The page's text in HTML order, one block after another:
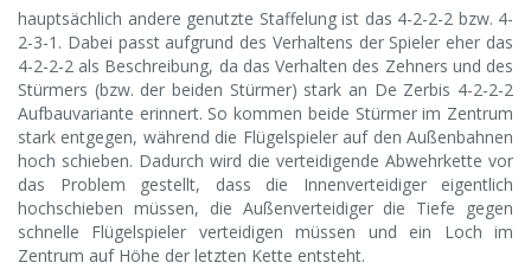
hauptsächlich andere genutzte Staffelung ist das 4-2-2-2 bzw. 4-
2-3-1. Dabei passt aufgrund des Verhaltens der Spieler eher das
4-2-2-2 als Beschreibung, da das Verhalten des Zehners und des
Stürmers (bzw. der beiden Stürmer) stark an De Zerbis 4-2-2-2
Aufbauvariante erinnert. So kommen beide Stürmer im Zentrum
stark entgegen, während die Flügelspieler auf den Außenbahnen
hoch schieben. Dadurch wird die verteidigende Abwehrkette vor
das Problem gestellt, dass die Innenverteidiger eigentlich
hochschieben müssen, die Außenverteidiger die Tiefe gegen
schnelle Flügelspieler verteidigen müssen und ein Loch im
Zentrum auf Höhe der letzten Kette entsteht.